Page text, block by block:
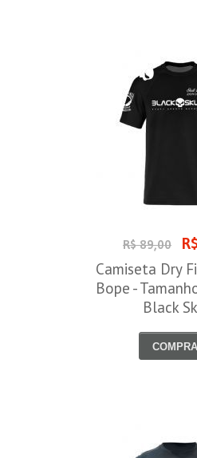
R$ 89,00
Camiseta Dry
Bope -
Black